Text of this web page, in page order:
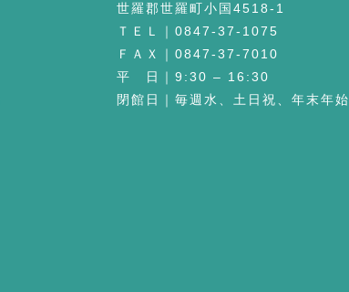
世羅郡世羅町小国4518-1
ＴＥＬ｜0847-37-1075
ＦＡＸ｜0847-37-7010
平 日｜9:30 – 16:30
閉館日｜毎週水、土日祝、年末年始